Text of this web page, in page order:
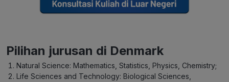
Pilihan jurusan di Denmark
Natural Science: Mathematics, Statistics, Physics, Chemistry;
Life Sciences and Technology: Biological Sciences,